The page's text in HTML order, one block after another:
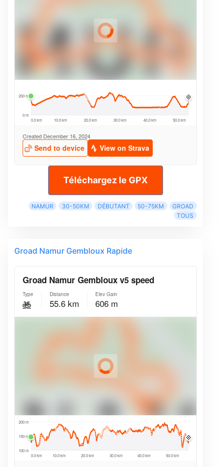
Téléchargez le GPX
NAMUR 30-50KM DÉBUTANT 50-75KM
GROAD
TOUS
Groad Namur Gembloux Rapide